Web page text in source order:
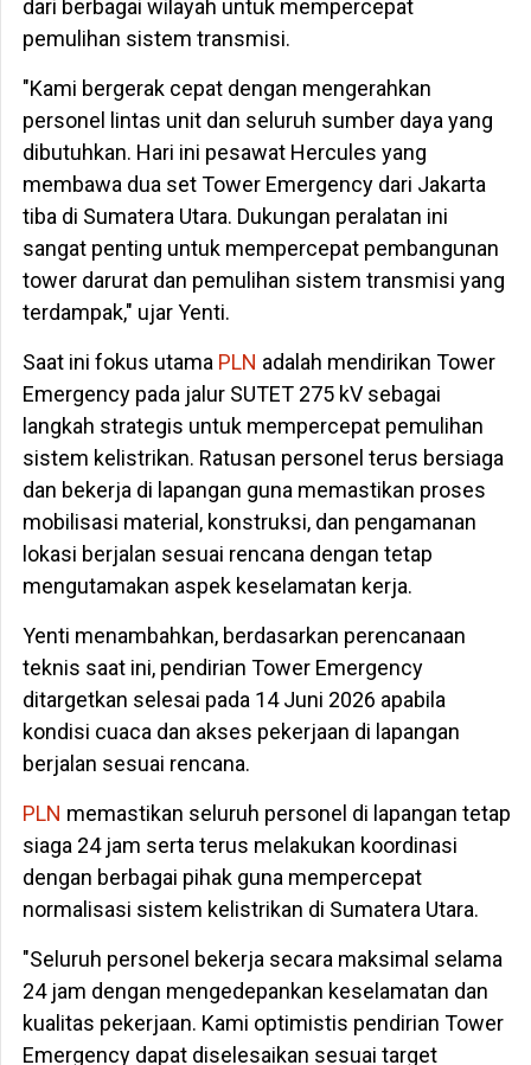
dari berbagai wilayah untuk mempercepat
pemulihan sistem transmisi.
"Kami bergerak cepat dengan mengerahkan
personel lintas unit dan seluruh sumber daya yang
dibutuhkan. Hari ini pesawat Hercules yang
membawa dua set Tower Emergency dari Jakarta
tiba di Sumatera Utara. Dukungan peralatan ini
sangat penting untuk mempercepat pembangunan
tower darurat dan pemulihan sistem transmisi yang
terdampak," ujar Yenti.
Saat ini fokus utama PLN adalah mendirikan Tower
Emergency pada jalur SUTET 275 kV sebagai
langkah strategis untuk mempercepat pemulihan
sistem kelistrikan. Ratusan personel terus bersiaga
dan bekerja di lapangan guna memastikan proses
mobilisasi material, konstruksi, dan pengamanan
lokasi berjalan sesuai rencana dengan tetap
mengutamakan aspek keselamatan kerja.
Yenti menambahkan, berdasarkan perencanaan
teknis saat ini, pendirian Tower Emergency
ditargetkan selesai pada 14 Juni 2026 apabila
kondisi cuaca dan akses pekerjaan di lapangan
berjalan sesuai rencana.
PLN memastikan seluruh personel di lapangan tetap
siaga 24 jam serta terus melakukan koordinasi
dengan berbagai pihak guna mempercepat
normalisasi sistem kelistrikan di Sumatera Utara.
"Seluruh personel bekerja secara maksimal selama
24 jam dengan mengedepankan keselamatan dan
kualitas pekerjaan. Kami optimistis pendirian Tower
Emergency dapat diselesaikan sesuai target